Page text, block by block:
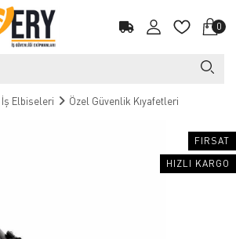
0
İş Elbiseleri Özel Güvenlik Kıyafetleri
FIRSAT
HIZLI KARGO